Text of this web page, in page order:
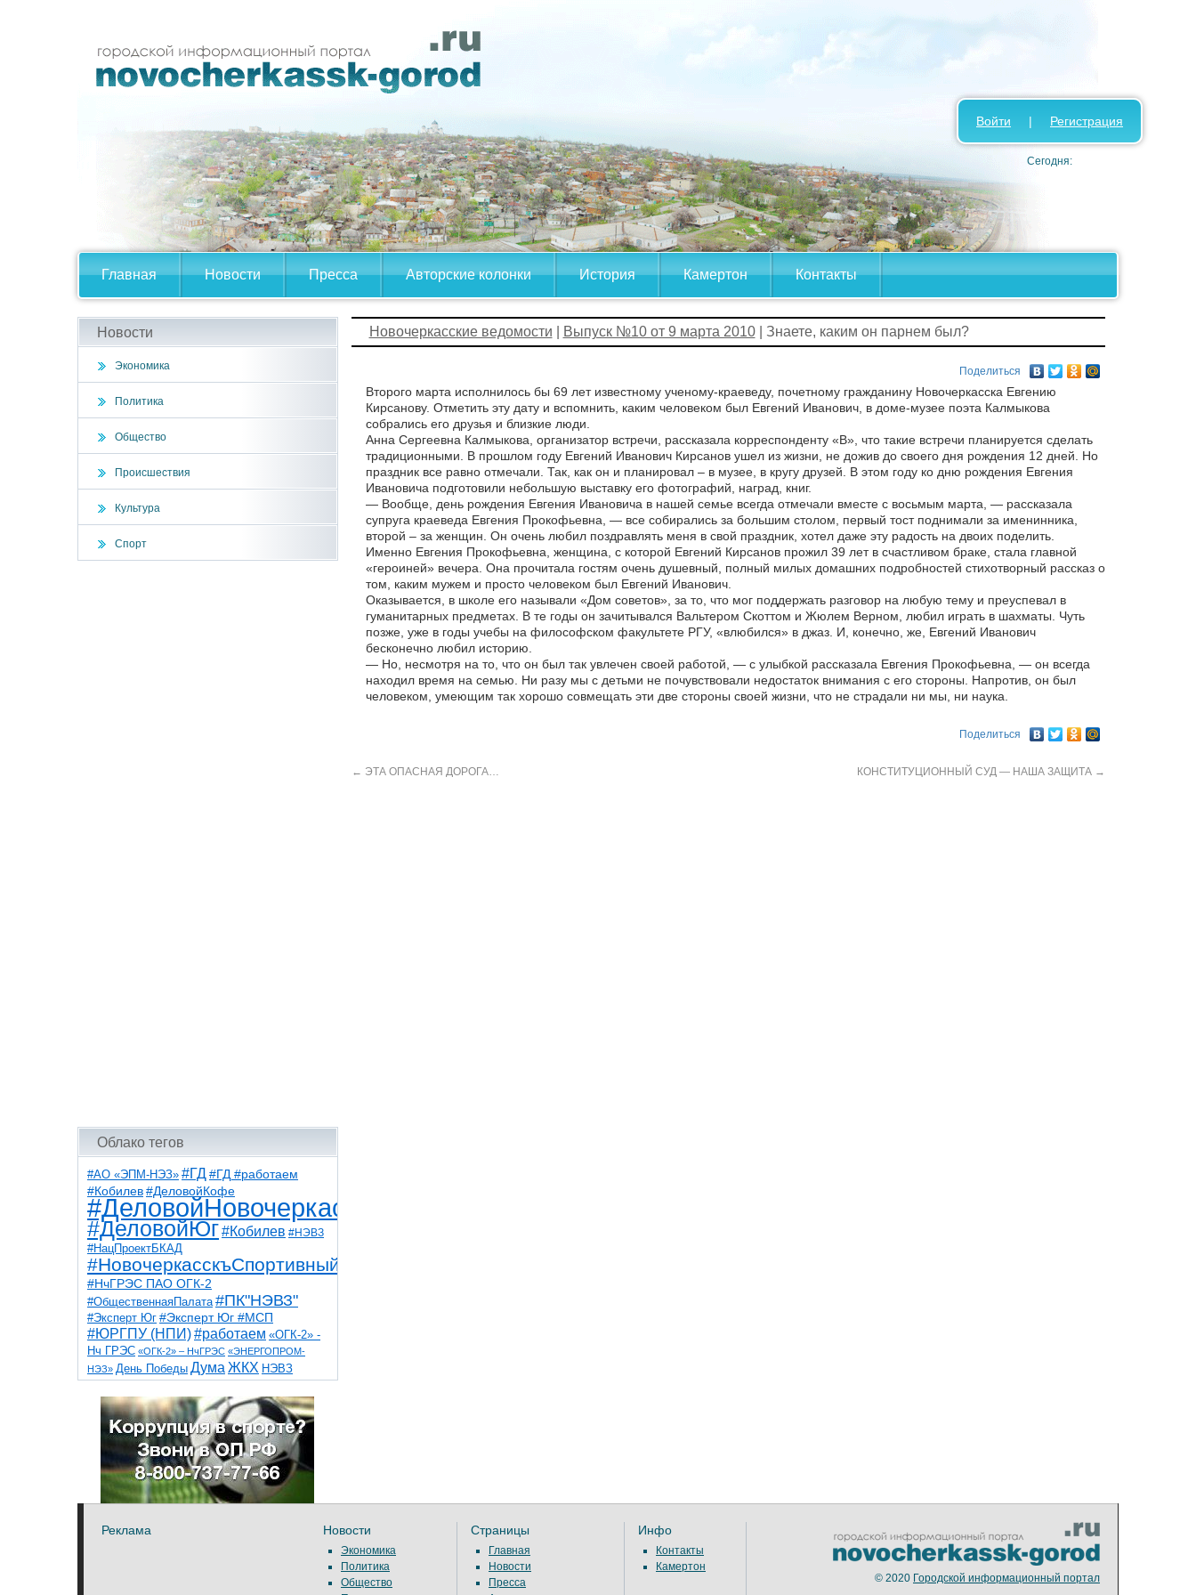
Главная Новости Пресса Авторские колонки История Камертон Контакты
Войти | Регистрация
Сегодня:
Новости
Экономика
Политика
Общество
Происшествия
Культура
Спорт
Облако тегов
#АО «ЭПМ-НЭЗ» #ГД #ГД #работаем
#Кобилев #ДеловойКофе
#ДеловойНовочеркасск
#ДеловойЮг#Кобилев #НЭВЗ
#НацПроектБКАД
#НовочеркасскъСпортивный
#НчГРЭС ПАО ОГК-2
#ОбщественнаяПалата #ПК"НЭВЗ"
#Эксперт Юг #Эксперт Юг #МСП
#ЮРГПУ (НПИ)#работаем «ОГК-2» -
Нч ГРЭС «ОГК-2» – НчГРЭС «ЭНЕРГОПРОМ-
НЭЗ» День Победы Дума ЖКХ НЭВЗ
НчГРЭС ТНТ
благоустройствоветераны выборы
детидороги казаки коррупция космос
общественная палата парк пожар роща
спорт театр транспорт художники
Новочеркасские ведомости Выпуск №10 от 9 марта 2010| Знаете, каким он парнем был?
Поделиться
Второго марта исполнилось бы 69 лет известному ученому-краеведу, почетному гражданину Новочеркасска Евгению
Кирсанову. Отметить эту дату и вспомнить, каким человеком был Евгений Иванович, в доме-музее поэта Калмыкова
собрались его друзья и близкие люди.
Анна Сергеевна Калмыкова, организатор встречи, рассказала корреспонденту «В», что такие встречи планируется сделать
традиционными. В прошлом году Евгений Иванович Кирсанов ушел из жизни, не дожив до своего дня рождения 12 дней. Но
праздник все равно отмечали. Так, как он и планировал – в музее, в кругу друзей. В этом году ко дню рождения Евгения
Ивановича подготовили небольшую выставку его фотографий, наград, книг.
— Вообще, день рождения Евгения Ивановича в нашей семье всегда отмечали вместе с восьмым марта, — рассказала
супруга краеведа Евгения Прокофьевна, — все собирались за большим столом, первый тост поднимали за именинника,
второй – за женщин. Он очень любил поздравлять меня в свой праздник, хотел даже эту радость на двоих поделить.
Именно Евгения Прокофьевна, женщина, с которой Евгений Кирсанов прожил 39 лет в счастливом браке, стала главной
«героиней» вечера. Она прочитала гостям очень душевный, полный милых домашних подробностей стихотворный рассказ о
том, каким мужем и просто человеком был Евгений Иванович.
Оказывается, в школе его называли «Дом советов», за то, что мог поддержать разговор на любую тему и преуспевал в
гуманитарных предметах. В те годы он зачитывался Вальтером Скоттом и Жюлем Верном, любил играть в шахматы. Чуть
позже, уже в годы учебы на философском факультете РГУ, «влюбился» в джаз. И, конечно, же, Евгений Иванович
бесконечно любил историю.
— Но, несмотря на то, что он был так увлечен своей работой, — с улыбкой рассказала Евгения Прокофьевна, — он всегда
находил время на семью. Ни разу мы с детьми не почувствовали недостаток внимания с его стороны. Напротив, он был
человеком, умеющим так хорошо совмещать эти две стороны своей жизни, что не страдали ни мы, ни наука.
Поделиться
← ЭТА ОПАСНАЯ ДОРОГА… КОНСТИТУЦИОННЫЙ СУД — НАША ЗАЩИТА →
Реклама Новости
Экономика
Политика
Общество
Страницы
Главная
Новости
Пресса
Инфо
Контакты
Камертон
© 2020 Городской информационный портал